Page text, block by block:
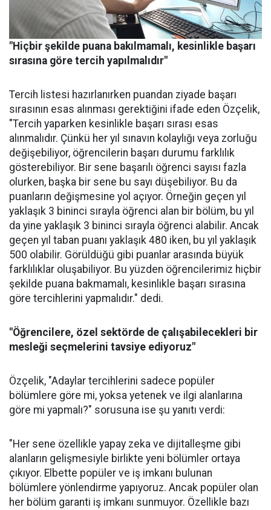
"Hiçbir şekilde puana bakılmamalı, kesinlikle başarı
sırasına göre tercih yapılmalıdır"
Tercih listesi hazırlanırken puandan ziyade başarı
sırasının esas alınması gerektiğini ifade eden Özçelik,
"Tercih yaparken kesinlikle başarı sırası esas
alınmalıdır. Çünkü her yıl sınavın kolaylığı veya zorluğu
değişebiliyor, öğrencilerin başarı durumu farklılık
gösterebiliyor. Bir sene başarılı öğrenci sayısı fazla
olurken, başka bir sene bu sayı düşebiliyor. Bu da
puanların değişmesine yol açıyor. Örneğin geçen yıl
yaklaşık 3 bininci sırayla öğrenci alan bir bölüm, bu yıl
da yine yaklaşık 3 bininci sırayla öğrenci alabilir. Ancak
geçen yıl taban puanı yaklaşık 480 iken, bu yıl yaklaşık
500 olabilir. Görüldüğü gibi puanlar arasında büyük
farklılıklar oluşabiliyor. Bu yüzden öğrencilerimiz hiçbir
şekilde puana bakmamalı, kesinlikle başarı sırasına
göre tercihlerini yapmalıdır." dedi.
"Öğrencilere, özel sektörde de çalışabilecekleri bir
mesleği seçmelerini tavsiye ediyoruz"
Özçelik, "Adaylar tercihlerini sadece popüler
bölümlere göre mi, yoksa yetenek ve ilgi alanlarına
göre mi yapmalı?" sorusuna ise şu yanıtı verdi:
"Her sene özellikle yapay zeka ve dijitalleşme gibi
alanların gelişmesiyle birlikte yeni bölümler ortaya
çıkıyor. Elbette popüler ve iş imkanı bulunan
bölümlere yönlendirme yapıyoruz. Ancak popüler olan
her bölüm garanti iş imkanı sunmuyor. Özellikle bazı